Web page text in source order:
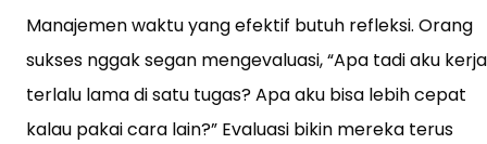
Manajemen waktu yang efektif butuh refleksi. Orang
sukses nggak segan mengevaluasi, “Apa tadi aku kerja
terlalu lama di satu tugas? Apa aku bisa lebih cepat
kalau pakai cara lain?” Evaluasi bikin mereka terus